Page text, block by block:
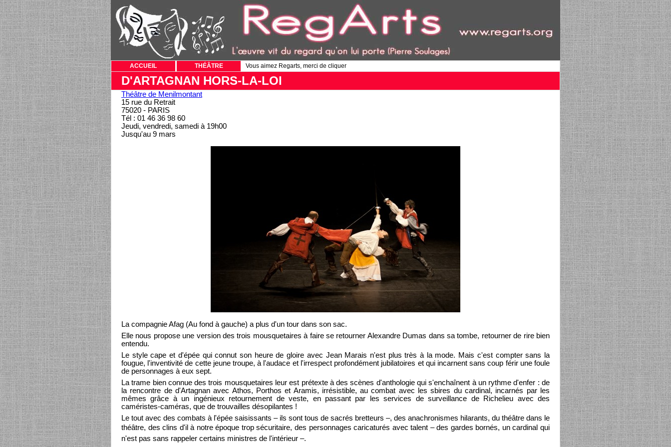
ACCUEIL THÉÂTRE Vous aimez Regarts, merci de cliquer
D'ARTAGNAN HORS-LA-LOI
Théâtre de Menilmontant
15 rue du Retrait
75020 - PARIS
Tél : 01 46 36 98 60
Jeudi, vendredi, samedi à 19h00
Jusqu'au 9 mars
La compagnie Afag (Au fond à gauche) a plus d'un tour dans son sac.
Elle nous propose une version des trois mousquetaires à faire se retourner Alexandre Dumas dans sa tombe, retourner de rire bien
entendu.
Le style cape et d'épée qui connut son heure de gloire avec Jean Marais n'est plus très à la mode. Mais c'est compter sans la
fougue, l'inventivité de cette jeune troupe, à l'audace et l'irrespect profondément jubilatoires et qui incarnent sans coup férir une foule
de personnages à eux sept.
La trame bien connue des trois mousquetaires leur est prétexte à des scènes d'anthologie qui s'enchaînent à un rythme d'enfer : de
la rencontre de d'Artagnan avec Athos, Porthos et Aramis, irrésistible, au combat avec les sbires du cardinal, incarnés par les
mêmes grâce à un ingénieux retournement de veste, en passant par les services de surveillance de Richelieu avec des
caméristes-caméras, que de trouvailles désopilantes !
Le tout avec des combats à l'épée saisissants – ils sont tous de sacrés bretteurs –, des anachronismes hilarants, du théâtre dans le
théâtre, des clins d'il à notre époque trop sécuritaire, des personnages caricaturés avec talent – des gardes bornés, un cardinal qui
n'est pas sans rappeler certains ministres de l'intérieur –.